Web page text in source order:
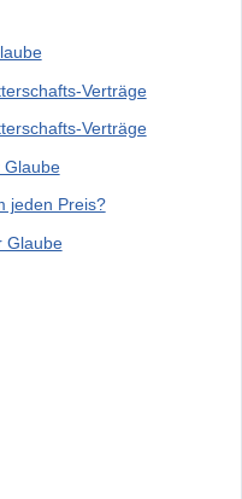
Verträge
Verträge
Glaube
jeden Preis?
Glaube